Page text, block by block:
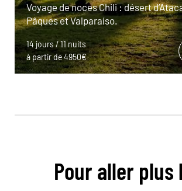
Voyage de noces Chili : désert
Pâques et Valparaíso.
14 jours / 11 nuits
à partir de 4950€
Pour aller plus